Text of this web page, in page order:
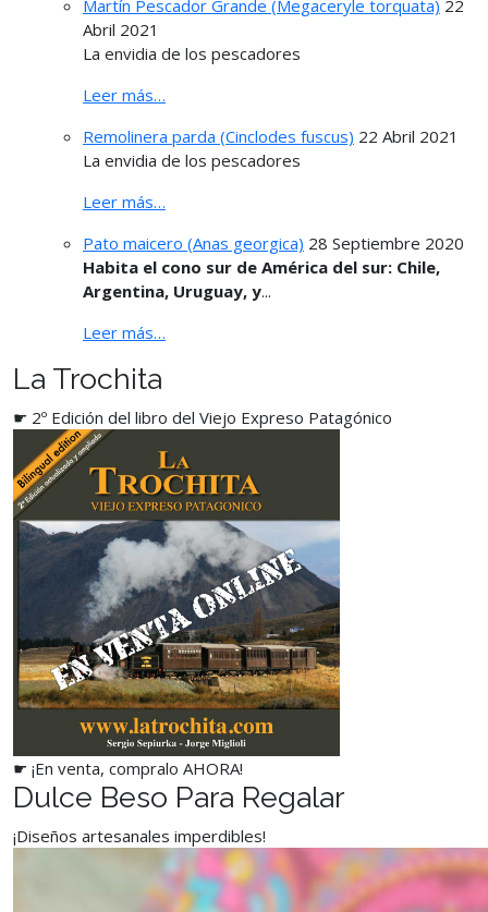
Martín Pescador Grande (Megaceryle torquata) 22
Abril 2021
La envidia de los pescadores
Leer más…
Remolinera parda (Cinclodes fuscus) 22 Abril 2021
La envidia de los pescadores
Leer más…
Pato maicero (Anas georgica) 28 Septiembre 2020
Habita el cono sur de América del sur: Chile,
Argentina, Uruguay, y...
Leer más…
La Trochita
☛ 2º Edición del libro del Viejo Expreso Patagónico
☛ ¡En venta, compralo AHORA!
Dulce Beso Para Regalar
¡Diseños artesanales imperdibles!